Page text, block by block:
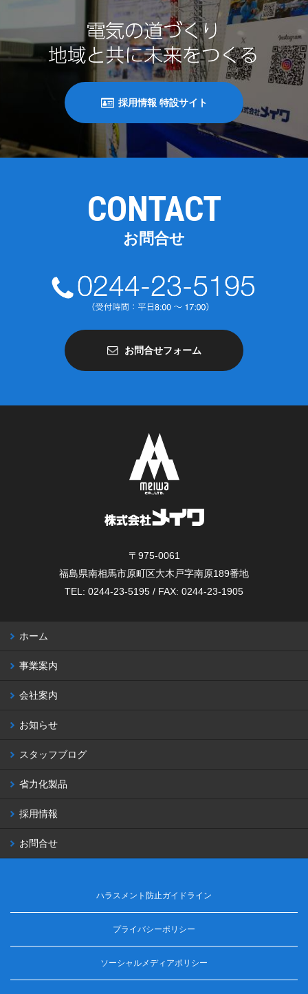
採用情報 特設サイト
CONTACT
お問合せ
お問合せフォーム
〒975-0061
福島県南相馬市原町区大木戸字南原189番地
TEL: 0244-23-5195 / FAX: 0244-23-1905
ホーム
事業案内
会社案内
お知らせ
スタッフブログ
省力化製品
採用情報
お問合せ
ハラスメント防止ガイドライン
プライバシーポリシー
ソーシャルメディアポリシー